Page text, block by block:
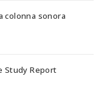
colonna sonora
Study Report